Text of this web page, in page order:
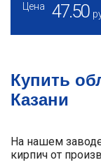
Цена 47.50
Купить
Казани
На нашем
кирпич от